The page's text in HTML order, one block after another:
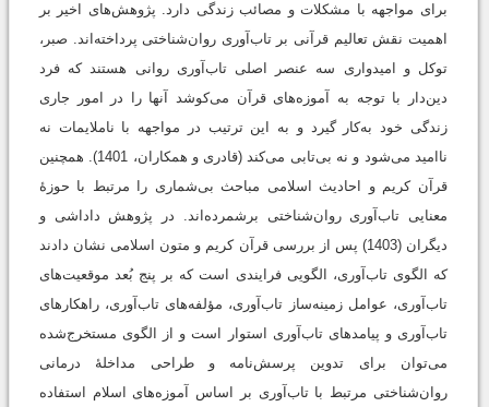
برای مواجهه با مشکلات و مصائب زندگی دارد. پژوهش‌های اخیر بر
اهمیت نقش تعالیم قرآنی بر تاب‌آوری روان‌شناختی پرداخته‌اند. صبر،
توکل و امیدواری سه عنصر اصلی تاب‌آوری روانی هستند که فرد
دین‌دار با توجه به آموزه‌های قرآن می‌کوشد آنها را در امور جاری
زندگی خود به‌کار گیرد و به این ترتیب در مواجهه با ناملایمات نه
ناامید می‌شود و نه بی‌تابی می‌کند (قادری و همکاران، 1401). همچنین
قرآن کریم و احادیث اسلامی مباحث بی‌شماری را مرتبط با حوزۀ
معنایی تاب‌آوری روان‌شناختی برشمرده‌اند. در پژوهش داداشی و
ديگران (1403) پس از بررسی قرآن کریم و متون اسلامی نشان دادند
که الگوی تاب‌آوری، الگویی فرایندی است که بر پنج بُعد موقعیت‌های
تاب‌آوری، عوامل زمینه‌ساز تاب‌آوری، مؤلفه‌های تاب‌آوری، راهکارهای
تاب‌آوری و پیامدهای تاب‌آوری استوار است و از الگوی مستخرج‌شده
می‌توان برای تدوین پرسش‌نامه و طراحی مداخلۀ درمانی
روان‌شناختی مرتبط با تاب‌آوری بر اساس آموزه‌های اسلام استفاده